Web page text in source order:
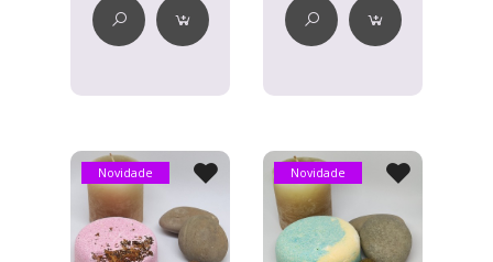
Novidade Novidade